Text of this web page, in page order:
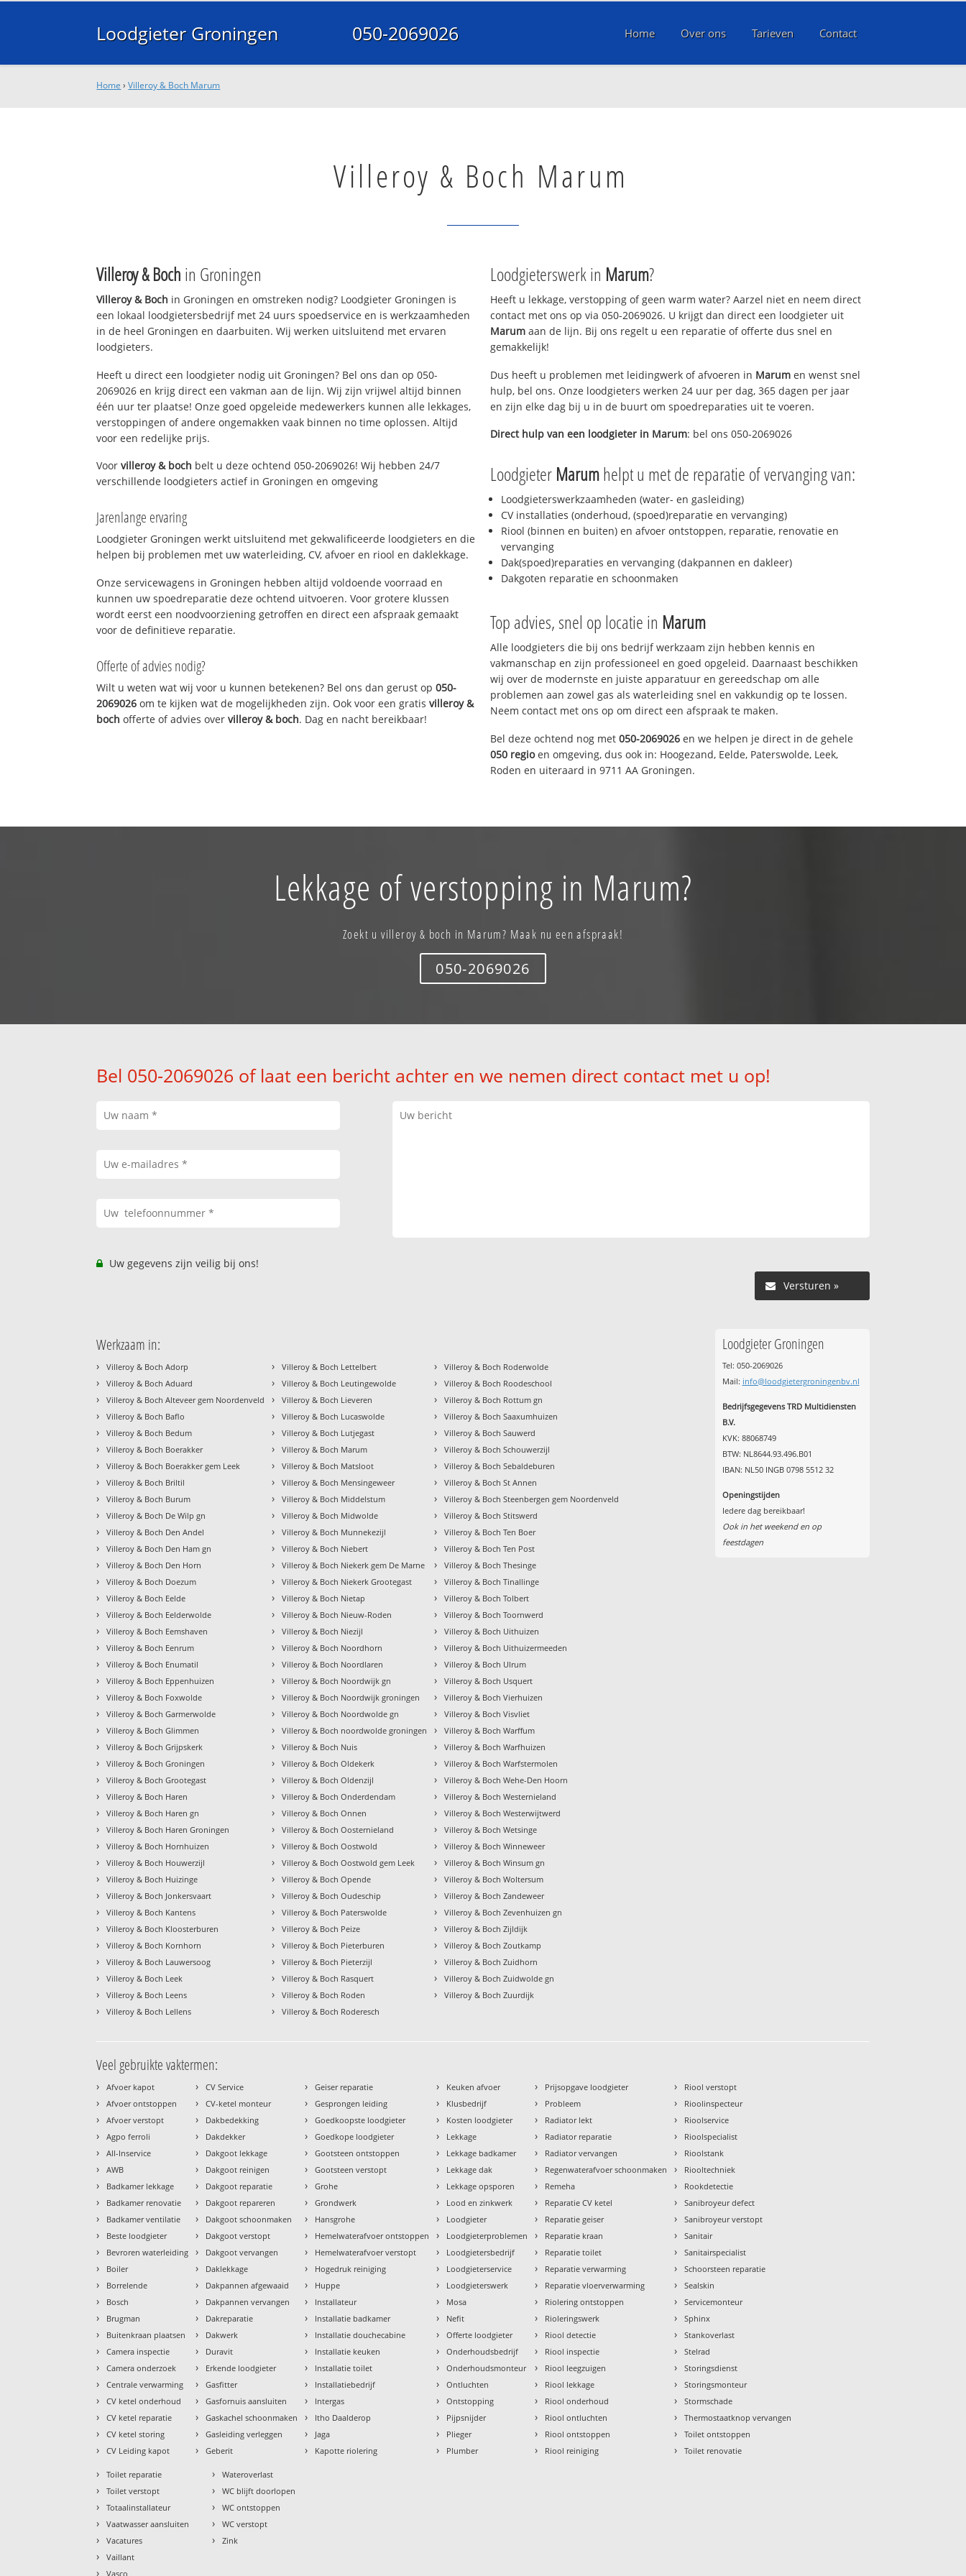
Loodgieter Groningen 050-2069026 Home Over ons Tarieven Contact
Home ›Villeroy & Boch Marum
Villeroy & Boch Marum
Villeroy & Boch in Groningen
Villeroy & Boch in Groningen en omstreken nodig? Loodgieter Groningen is
een lokaal loodgietersbedrijf met 24 uurs spoedservice en is werkzaamheden
in de heel Groningen en daarbuiten. Wij werken uitsluitend met ervaren
loodgieters.
Heeft u direct een loodgieter nodig uit Groningen? Bel ons dan op 050-
2069026 en krijg direct een vakman aan de lijn. Wij zijn vrijwel altijd binnen
één uur ter plaatse! Onze goed opgeleide medewerkers kunnen alle lekkages,
verstoppingen of andere ongemakken vaak binnen no time oplossen. Altijd
voor een redelijke prijs.
Voorvilleroy & boch belt u deze ochtend 050-2069026! Wij hebben 24/7
verschillende loodgieters actief in Groningen en omgeving
Jarenlange ervaring
Loodgieter Groningen werkt uitsluitend met gekwalificeerde loodgieters en die
helpen bij problemen met uw waterleiding, CV, afvoer en riool en daklekkage.
Onze servicewagens in Groningen hebben altijd voldoende voorraad en
kunnen uw spoedreparatie deze ochtend uitvoeren. Voor grotere klussen
wordt eerst een noodvoorziening getroffen en direct een afspraak gemaakt
voor de definitieve reparatie.
Offerte of advies nodig?
Wilt u weten wat wij voor u kunnen betekenen? Bel ons dan gerust op050-
2069026 om te kijken wat de mogelijkheden zijn. Ook voor een gratisvilleroy &
boch offerte of advies overvilleroy & boch. Dag en nacht bereikbaar!
Loodgieterswerk in Marum?
Heeft u lekkage, verstopping of geen warm water? Aarzel niet en neem direct
contact met ons op via 050-2069026. U krijgt dan direct een loodgieter uit
Marum aan de lijn. Bij ons regelt u een reparatie of offerte dus snel en
gemakkelijk!
Dus heeft u problemen met leidingwerk of afvoeren in Marum en wenst snel
hulp, bel ons. Onze loodgieters werken 24 uur per dag, 365 dagen per jaar
en zijn elke dag bij u in de buurt om spoedreparaties uit te voeren.
Direct hulp van een loodgieter in Marum: bel ons 050-2069026
Loodgieter Marumhelpt u met de reparatie of vervanging van:
Loodgieterswerkzaamheden (water- en gasleiding)
CV installaties (onderhoud, (spoed)reparatie en vervanging)
Riool (binnen en buiten) en afvoer ontstoppen, reparatie, renovatie en
vervanging
Dak(spoed)reparaties en vervanging (dakpannen en dakleer)
Dakgoten reparatie en schoonmaken
Top advies, snel op locatie in Marum
Alle loodgieters die bij ons bedrijf werkzaam zijn hebben kennis en
vakmanschap en zijn professioneel en goed opgeleid. Daarnaast beschikken
wij over de modernste en juiste apparatuur en gereedschap om alle
problemen aan zowel gas als waterleiding snel en vakkundig op te lossen.
Neem contact met ons op om direct een afspraak te maken.
Bel deze ochtend nog met 050-2069026 en we helpen je direct in de gehele
050 regioen omgeving, dus ook in: Hoogezand, Eelde, Paterswolde, Leek,
Roden en uiteraard in 9711 AA Groningen.
Lekkage of verstopping in Marum?
Zoekt u villeroy & boch in Marum? Maak nu een afspraak!
050-2069026
Bel 050-2069026 of laat een bericht achter en we nemen direct contact met u op!
Uw gegevens zijn veilig bij ons!
Versturen »
Werkzaam in:
› Villeroy & Boch Adorp
› Villeroy & Boch Aduard
› Villeroy & Boch Alteveer gem Noordenveld
› Villeroy & Boch Baflo
› Villeroy & Boch Bedum
› Villeroy & Boch Boerakker
› Villeroy & Boch Boerakker gem Leek
› Villeroy & Boch Briltil
› Villeroy & Boch Burum
› Villeroy & Boch De Wilp gn
› Villeroy & Boch Den Andel
› Villeroy & Boch Den Ham gn
› Villeroy & Boch Den Horn
› Villeroy & Boch Doezum
› Villeroy & Boch Eelde
› Villeroy & Boch Eelderwolde
› Villeroy & Boch Eemshaven
› Villeroy & Boch Eenrum
› Villeroy & Boch Enumatil
› Villeroy & Boch Eppenhuizen
› Villeroy & Boch Foxwolde
› Villeroy & Boch Garmerwolde
› Villeroy & Boch Glimmen
› Villeroy & Boch Grijpskerk
› Villeroy & Boch Groningen
› Villeroy & Boch Grootegast
› Villeroy & Boch Haren
› Villeroy & Boch Haren gn
› Villeroy & Boch Haren Groningen
› Villeroy & Boch Hornhuizen
› Villeroy & Boch Houwerzijl
› Villeroy & Boch Huizinge
› Villeroy & Boch Jonkersvaart
› Villeroy & Boch Kantens
› Villeroy & Boch Kloosterburen
› Villeroy & Boch Kornhorn
› Villeroy & Boch Lauwersoog
› Villeroy & Boch Leek
› Villeroy & Boch Leens
› Villeroy & Boch Lellens
› Villeroy & Boch Lettelbert
› Villeroy & Boch Leutingewolde
› Villeroy & Boch Lieveren
› Villeroy & Boch Lucaswolde
› Villeroy & Boch Lutjegast
› Villeroy & Boch Marum
› Villeroy & Boch Matsloot
› Villeroy & Boch Mensingeweer
› Villeroy & Boch Middelstum
› Villeroy & Boch Midwolde
› Villeroy & Boch Munnekezijl
› Villeroy & Boch Niebert
› Villeroy & Boch Niekerk gem De Marne
› Villeroy & Boch Niekerk Grootegast
› Villeroy & Boch Nietap
› Villeroy & Boch Nieuw-Roden
› Villeroy & Boch Niezijl
› Villeroy & Boch Noordhorn
› Villeroy & Boch Noordlaren
› Villeroy & Boch Noordwijk gn
› Villeroy & Boch Noordwijk groningen
› Villeroy & Boch Noordwolde gn
› Villeroy & Boch noordwolde groningen
› Villeroy & Boch Nuis
› Villeroy & Boch Oldekerk
› Villeroy & Boch Oldenzijl
› Villeroy & Boch Onderdendam
› Villeroy & Boch Onnen
› Villeroy & Boch Oosternieland
› Villeroy & Boch Oostwold
› Villeroy & Boch Oostwold gem Leek
› Villeroy & Boch Opende
› Villeroy & Boch Oudeschip
› Villeroy & Boch Paterswolde
› Villeroy & Boch Peize
› Villeroy & Boch Pieterburen
› Villeroy & Boch Pieterzijl
› Villeroy & Boch Rasquert
› Villeroy & Boch Roden
› Villeroy & Boch Roderesch
› Villeroy & Boch Roderwolde
› Villeroy & Boch Roodeschool
› Villeroy & Boch Rottum gn
› Villeroy & Boch Saaxumhuizen
› Villeroy & Boch Sauwerd
› Villeroy & Boch Schouwerzijl
› Villeroy & Boch Sebaldeburen
› Villeroy & Boch St Annen
› Villeroy & Boch Steenbergen gem Noordenveld
› Villeroy & Boch Stitswerd
› Villeroy & Boch Ten Boer
› Villeroy & Boch Ten Post
› Villeroy & Boch Thesinge
› Villeroy & Boch Tinallinge
› Villeroy & Boch Tolbert
› Villeroy & Boch Toornwerd
› Villeroy & Boch Uithuizen
› Villeroy & Boch Uithuizermeeden
› Villeroy & Boch Ulrum
› Villeroy & Boch Usquert
› Villeroy & Boch Vierhuizen
› Villeroy & Boch Visvliet
› Villeroy & Boch Warffum
› Villeroy & Boch Warfhuizen
› Villeroy & Boch Warfstermolen
› Villeroy & Boch Wehe-Den Hoorn
› Villeroy & Boch Westernieland
› Villeroy & Boch Westerwijtwerd
› Villeroy & Boch Wetsinge
› Villeroy & Boch Winneweer
› Villeroy & Boch Winsum gn
› Villeroy & Boch Woltersum
› Villeroy & Boch Zandeweer
› Villeroy & Boch Zevenhuizen gn
› Villeroy & Boch Zijldijk
› Villeroy & Boch Zoutkamp
› Villeroy & Boch Zuidhorn
› Villeroy & Boch Zuidwolde gn
› Villeroy & Boch Zuurdijk
Loodgieter Groningen
Tel: 050-2069026
Mail: info@loodgietergroningenbv.nl
Bedrijfsgegevens TRD Multidiensten
B.V.
KVK: 88068749
BTW: NL8644.93.496.B01
IBAN: NL50 INGB 0798 5512 32
Openingstijden
Iedere dag bereikbaar!
Ook in het weekend en op
feestdagen
Veel gebruikte vaktermen:
› Afvoer kapot
› Afvoer ontstoppen
› Afvoer verstopt
› Agpo ferroli
› All-Inservice
› AWB
› Badkamer lekkage
› Badkamer renovatie
› Badkamer ventilatie
› Beste loodgieter
› Bevroren waterleiding
› Boiler
› Borrelende
› Bosch
› Brugman
› Buitenkraan plaatsen
› Camera inspectie
› Camera onderzoek
› Centrale verwarming
› CV ketel onderhoud
› CV ketel reparatie
› CV ketel storing
› CV Leiding kapot
› CV Service
› CV-ketel monteur
› Dakbedekking
› Dakdekker
› Dakgoot lekkage
› Dakgoot reinigen
› Dakgoot reparatie
› Dakgoot repareren
› Dakgoot schoonmaken
› Dakgoot verstopt
› Dakgoot vervangen
› Daklekkage
› Dakpannen afgewaaid
› Dakpannen vervangen
› Dakreparatie
› Dakwerk
› Duravit
› Erkende loodgieter
› Gasfitter
› Gasfornuis aansluiten
› Gaskachel schoonmaken
› Gasleiding verleggen
› Geberit
› Geiser reparatie
› Gesprongen leiding
› Goedkoopste loodgieter
› Goedkope loodgieter
› Gootsteen ontstoppen
› Gootsteen verstopt
› Grohe
› Grondwerk
› Hansgrohe
› Hemelwaterafvoer ontstoppen
› Hemelwaterafvoer verstopt
› Hogedruk reiniging
› Huppe
› Installateur
› Installatie badkamer
› Installatie douchecabine
› Installatie keuken
› Installatie toilet
› Installatiebedrijf
› Intergas
› Itho Daalderop
› Jaga
› Kapotte riolering
› Keuken afvoer
› Klusbedrijf
› Kosten loodgieter
› Lekkage
› Lekkage badkamer
› Lekkage dak
› Lekkage opsporen
› Lood en zinkwerk
› Loodgieter
› Loodgieterproblemen
› Loodgietersbedrijf
› Loodgieterservice
› Loodgieterswerk
› Mosa
› Nefit
› Offerte loodgieter
› Onderhoudsbedrijf
› Onderhoudsmonteur
› Ontluchten
› Ontstopping
› Pijpsnijder
› Plieger
› Plumber
› Prijsopgave loodgieter
› Probleem
› Radiator lekt
› Radiator reparatie
› Radiator vervangen
› Regenwaterafvoer schoonmaken
› Remeha
› Reparatie CV ketel
› Reparatie geiser
› Reparatie kraan
› Reparatie toilet
› Reparatie verwarming
› Reparatie vloerverwarming
› Riolering ontstoppen
› Rioleringswerk
› Riool detectie
› Riool inspectie
› Riool leegzuigen
› Riool lekkage
› Riool onderhoud
› Riool ontluchten
› Riool ontstoppen
› Riool reiniging
› Riool verstopt
› Rioolinspecteur
› Rioolservice
› Rioolspecialist
› Rioolstank
› Riooltechniek
› Rookdetectie
› Sanibroyeur defect
› Sanibroyeur verstopt
› Sanitair
› Sanitairspecialist
› Schoorsteen reparatie
› Sealskin
› Servicemonteur
› Sphinx
› Stankoverlast
› Stelrad
› Storingsdienst
› Storingsmonteur
› Stormschade
› Thermostaatknop vervangen
› Toilet ontstoppen
› Toilet renovatie
› Toilet reparatie
› Toilet verstopt
› Totaalinstallateur
› Vaatwasser aansluiten
› Vacatures
› Vaillant
› Vasco
› Wateroverlast
› WC blijft doorlopen
› WC ontstoppen
› WC verstopt
› Zink